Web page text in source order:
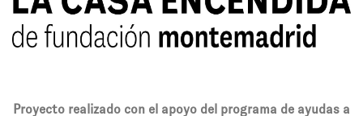
Proyecto realizado con el apoyo del programa de ayudas a